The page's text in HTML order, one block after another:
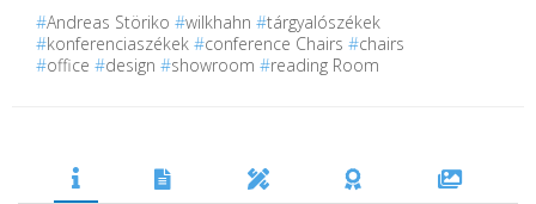
#Andreas Störiko #wilkhahn #tárgyalószékek
#konferenciaszékek #conference Chairs #chairs
#office #design #showroom #reading Room